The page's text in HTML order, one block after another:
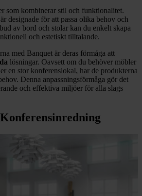
som kombinerar stil och funktionalitet.
är designade för att passa olika behov och
av bord och stolar kan du enkelt skapa
och estetiskt tilltalande.
med Banquet är deras förmåga att
lösningar. Oavsett om du behöver möbler
en stor konferenslokal, har de produkterna
Denna anpassningsförmåga gör det
och effektiva miljöer för alla slags